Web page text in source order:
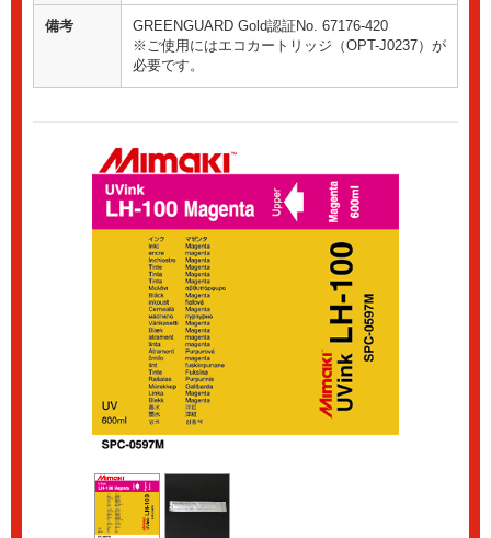
備考
GREENGUARD Gold認証No. 67176-420
※ご使用にはエコカートリッジ（OPT-J0237）が
必要です。